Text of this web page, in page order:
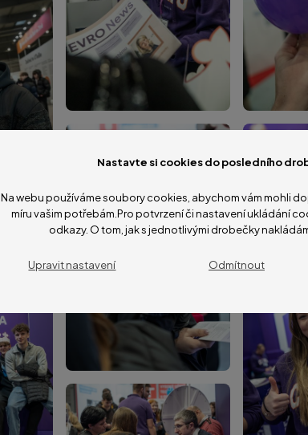
Nastavte si cookies do posledního
Na webu používáme soubory cookies, abychom vám mohli
míru vašim potřebám.Pro potvrzení či nastavení ukládání
odkazy. O tom, jak s jednotlivými drobečky
Upravit nastavení Odmítnout